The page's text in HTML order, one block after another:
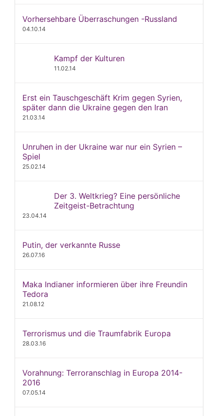
Vorhersehbare Überraschungen -Russland
04.10.14
Kampf der Kulturen
11.02.14
Erst ein Tauschgeschäft Krim gegen Syrien,
später dann die Ukraine gegen den Iran
21.03.14
Unruhen in der Ukraine war nur ein Syrien –
Spiel
25.02.14
Der 3. Weltkrieg? Eine persönliche
Zeitgeist-Betrachtung
23.04.14
Putin, der verkannte Russe
26.07.16
Maka Indianer informieren über ihre Freundin
Tedora
21.08.12
Terrorismus und die Traumfabrik Europa
28.03.16
Vorahnung: Terroranschlag in Europa 2014-
2016
07.05.14